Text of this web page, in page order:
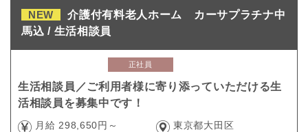
NEW
介護付有料老人ホーム カーサプラチナ中
馬込 / 生活相談員
正社員
生活相談員／ご利用者様に寄り添っていただける生
活相談員を募集中です！
月給 298,650円～ 東京都大田区